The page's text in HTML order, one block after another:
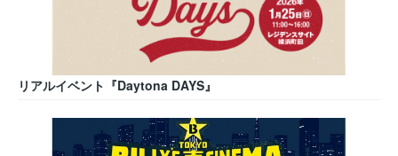
リアルイベント『Daytona DAYS』